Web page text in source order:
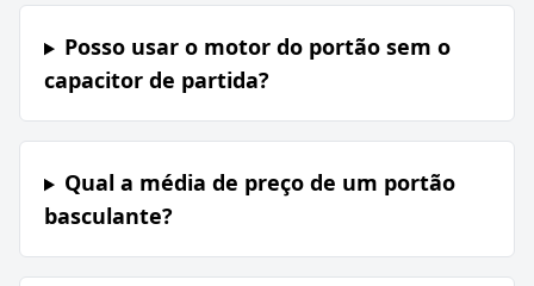
Posso usar o motor do portão sem o
capacitor de partida?
Qual a média de preço de um portão
basculante?